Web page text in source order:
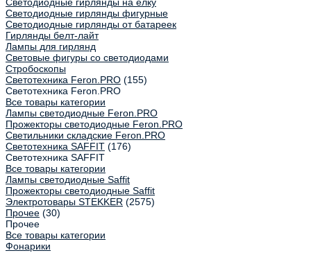
Светодиодные гирлянды на елку
Светодиодные гирлянды фигурные
Светодиодные гирлянды от батареек
Гирлянды белт-лайт
Лампы для гирлянд
Световые фигуры со светодиодами
Стробоскопы
Светотехника Feron.PRO (155)
Светотехника Feron.PRO
Все товары категории
Лампы светодиодные Feron.PRO
Прожекторы светодиодные Feron.PRO
Светильники складские Feron.PRO
Светотехника SAFFIT (176)
Светотехника SAFFIT
Все товары категории
Лампы светодиодные Saffit
Прожекторы светодиодные Saffit
Электротовары STEKKER (2575)
Прочее (30)
Прочее
Все товары категории
Фонарики